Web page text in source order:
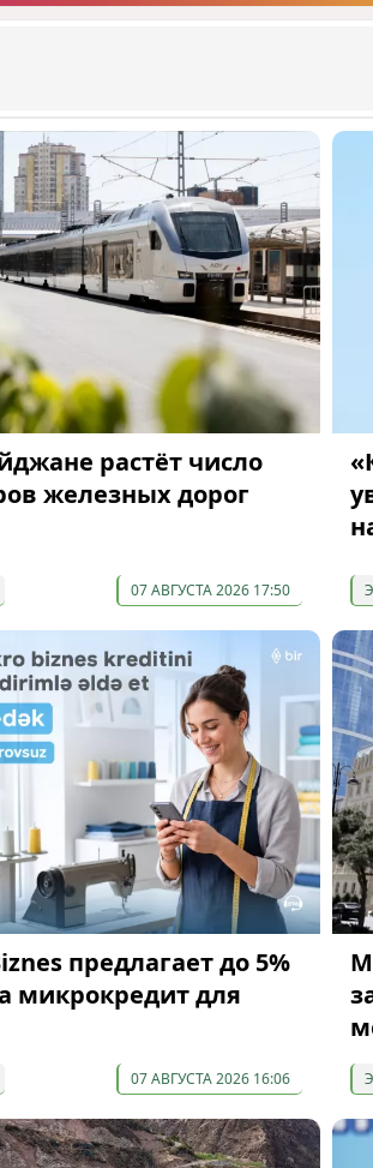
растёт число
железных дорог
07 АВГУСТА 2026 17:50
предлагает до 5%
микрокредит для
07 АВГУСТА 2026 16:06